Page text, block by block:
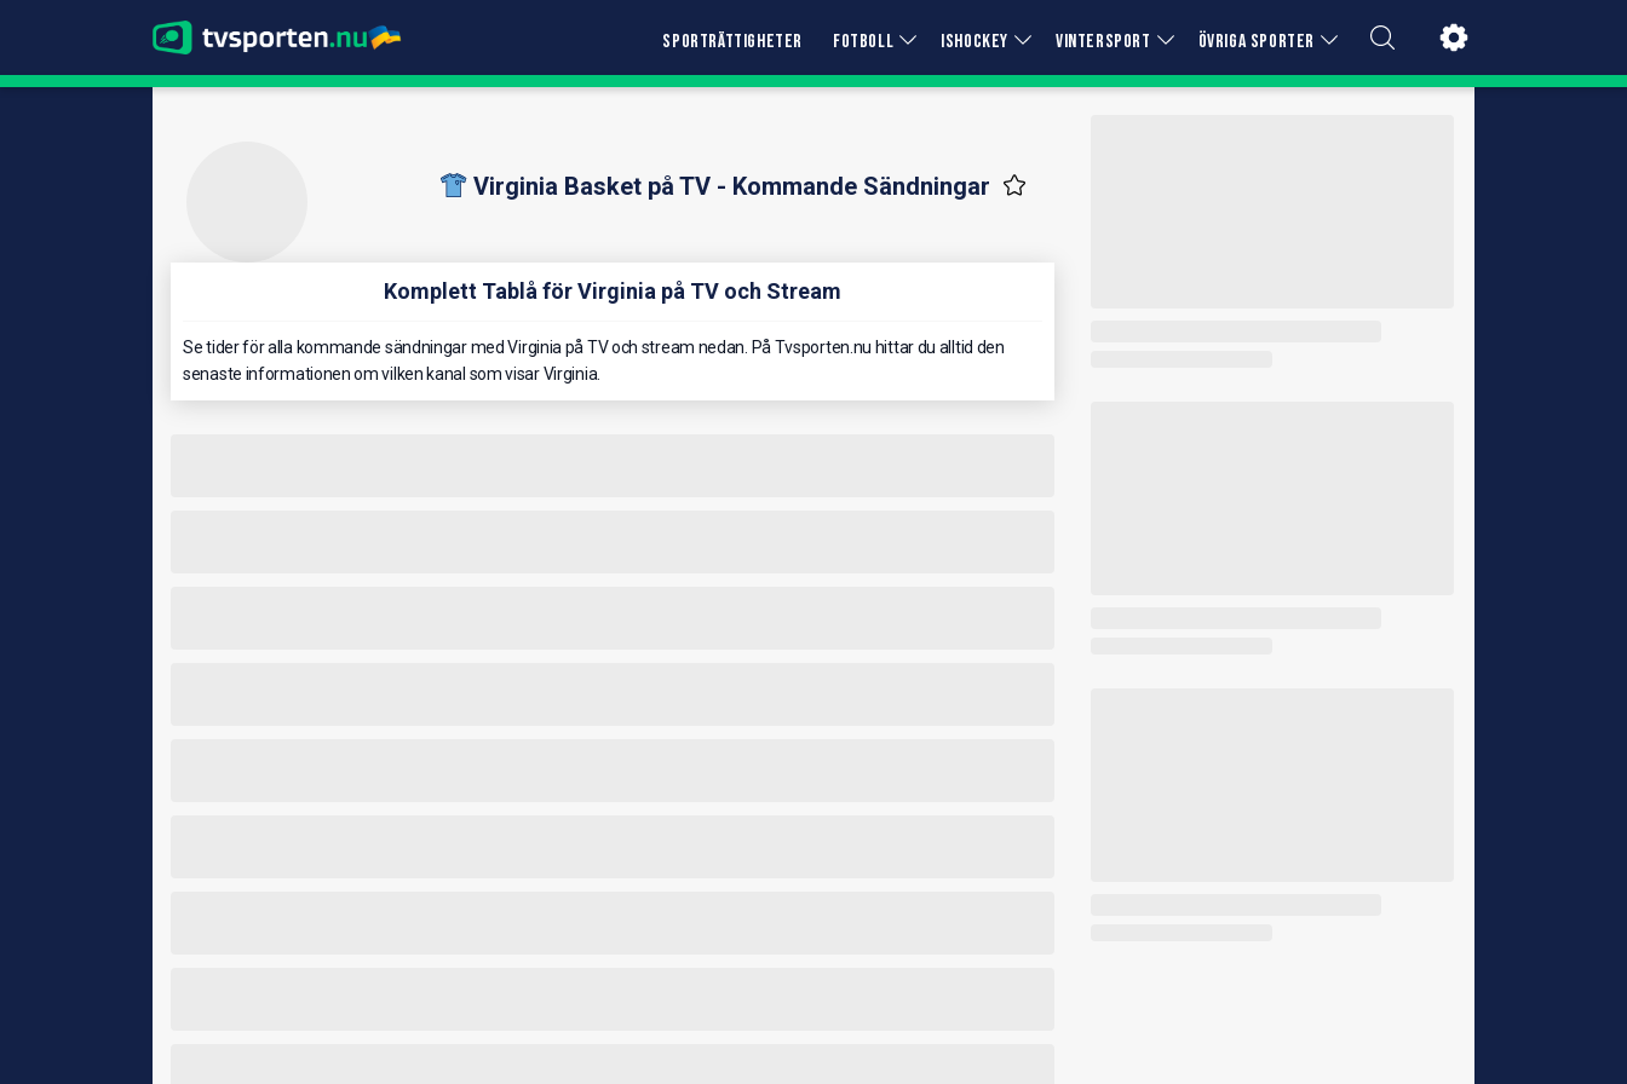
SPORTRÄTTIGHETER FOTBOLL ISHOCKEY VINTERSPORT ÖVRIGA SPORTER
Virginia Basket på TV - Kommande Sändningar
Komplett Tablå för Virginia på TV och Stream
Se tider för alla kommande sändningar med Virginia på TV och stream nedan. På Tvsporten.nu hittar du alltid den
senaste informationen om vilken kanal som visar Virginia.